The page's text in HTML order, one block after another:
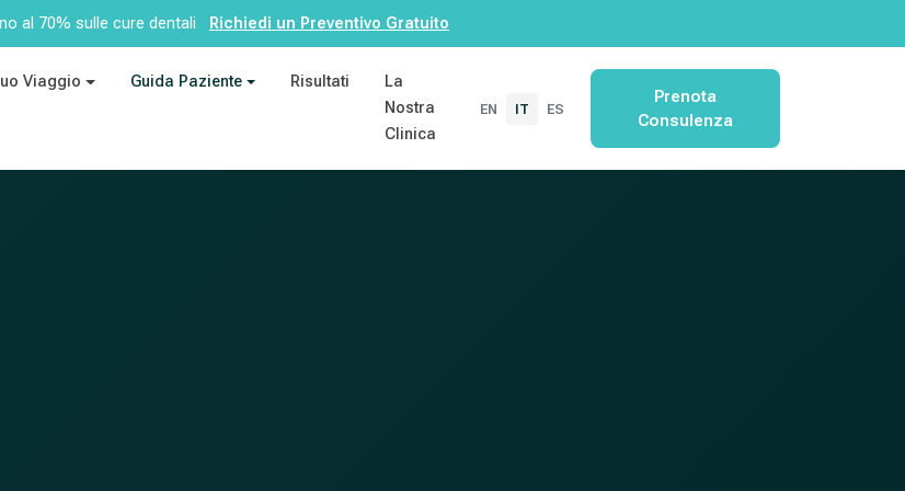
al 70% sulle cure dentali Richiedi un Preventivo Gratuito
Viaggio Guida Paziente Risultati
La
Nostra
Clinica
EN IT ES
Prenota
Consulenza